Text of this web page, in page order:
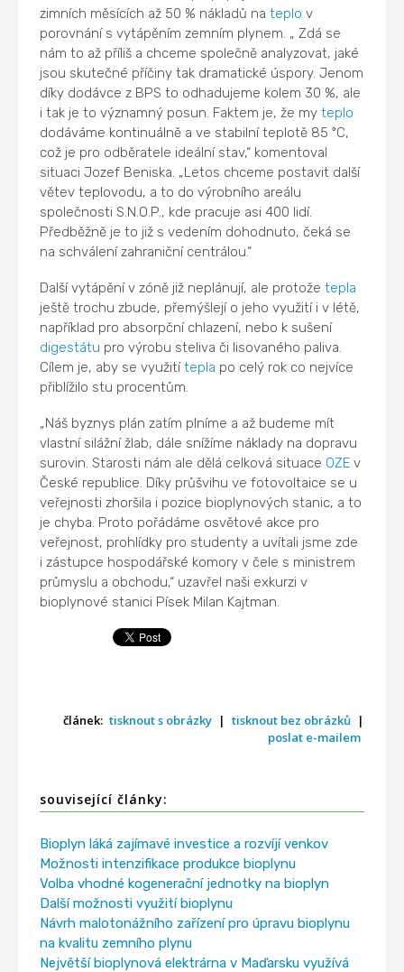
zimních měsících až 50 % nákladů nateplo v
porovnání s vytápěním zemním plynem. „ Zdá se
nám to až příliš a chceme společně analyzovat, jaké
jsou skutečné příčiny tak dramatické úspory. Jenom
díky dodávce z BPS to odhadujeme kolem 30 %, ale
i tak je to významný posun. Faktem je, že myteplo
dodáváme kontinuálně a ve stabilní teplotě 85 ºC,
což je pro odběratele ideální stav,“ komentoval
situaci Jozef Beniska. „Letos chceme postavit další
větev teplovodu, a to do výrobního areálu
společnosti S.N.O.P., kde pracuje asi 400 lidí.
Předběžně je to již s vedením dohodnuto, čeká se
na schválení zahraniční centrálou.“
Další vytápění v zóně již neplánují, ale protožetepla
ještě trochu zbude, přemýšlejí o jeho využití i v létě,
například pro absorpční chlazení, nebo k sušení
digestátu pro výrobu steliva či lisovaného paliva.
Cílem je, aby se využitítepla po celý rok co nejvíce
přiblížilo stu procentům.
„Náš byznys plán zatím plníme a až budeme mít
vlastní silážní žlab, dále snížíme náklady na dopravu
surovin. Starosti nám ale dělá celková situace OZE v
České republice. Díky průšvihu ve fotovoltaice se u
veřejnosti zhoršila i pozice bioplynových stanic, a to
je chyba. Proto pořádáme osvětové akce pro
veřejnost, prohlídky pro studenty a uvítali jsme zde
i zástupce hospodářské komory v čele s ministrem
průmyslu a obchodu,“ uzavřel naši exkurzi v
bioplynové stanici Písek Milan Kajtman.
článek: tisknout s obrázky | tisknout bez obrázků |
poslat e-mailem
související články:
Bioplyn láká zajímavé investice a rozvíjí venkov
Možnosti intenzifikace produkce bioplynu
Volba vhodné kogenerační jednotky na bioplyn
Další možnosti využití bioplynu
Návrh malotonážního zařízení pro úpravu bioplynu
na kvalitu zemního plynu
Největší bioplynová elektrárna v Maďarsku využívá